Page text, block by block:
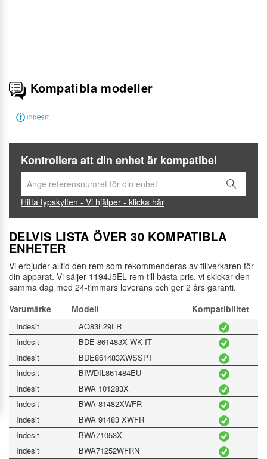
Kompatibla modeller
Kontrollera att din enhet är kompatibel
Hitta typskylten - Vi hjälper - klicka här
DELVIS LISTA ÖVER 30 KOMPATIBLA
ENHETER
Vi erbjuder alltid den rem som rekommenderas av tillverkaren för
din apparat. Vi säljer 1194J5EL rem till bästa pris, vi skickar den
samma dag med 24-timmars leverans och ger 2 års garanti.
Varumärke
Modell Kompatibilitet
Indesit
AQ83F29FR
Indesit
BDE 861483X WK IT
Indesit
BDE861483XWSSPT
Indesit
BIWDIL861484EU
Indesit
BWA 101283X
Indesit
BWA 81482XWFR
Indesit
BWA 91483 XWFR
Indesit
BWA71053X
Indesit
BWA71252WFRN